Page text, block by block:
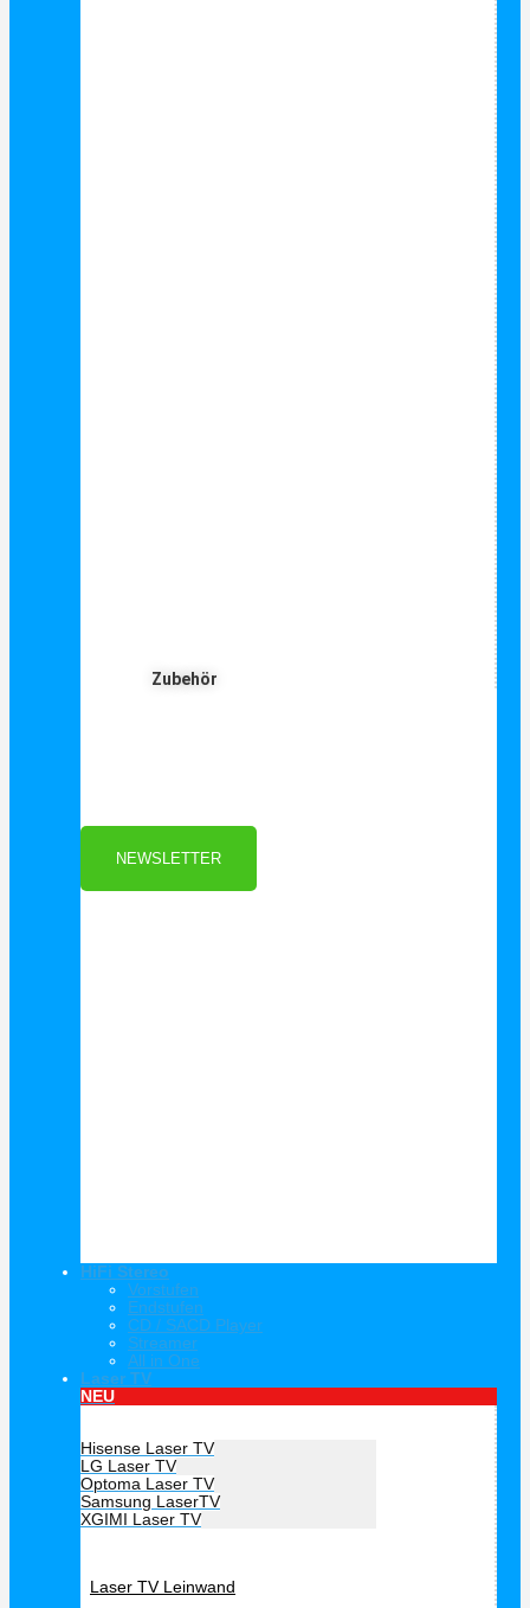
Zubehör
Als Danke schön für Ihre Anmeldung
NEWSLETTER
HiFi Stereo
Vorstufen
Endstufen
CD / SACD Player
Streamer
All in One
Laser TV
NEU
Hisense Laser TV
LG Laser TV
Optoma Laser TV
Samsung LaserTV
XGIMI Laser TV
Laser TV Leinwand